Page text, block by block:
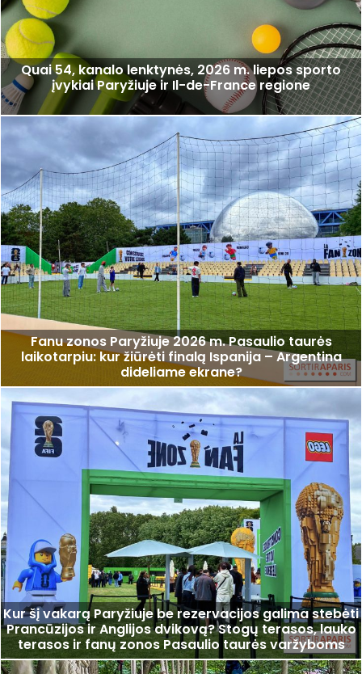
Quai 54, kanalo lenktynės, 2026 m. liepos sporto
įvykiai Paryžiuje ir Il-de-France regione
Fanu zonos Paryžiuje 2026 m. Pasaulio taurės
laikotarpiu: kur žiūrėti finalą Ispanija – Argentina
dideliame ekrane?
Kur šį vakarą Paryžiuje be rezervacijos galima stebėti
Prancūzijos ir Anglijos dvikovą? Stogų terasos, lauko
terasos ir fanų zonos Pasaulio taurės varžyboms